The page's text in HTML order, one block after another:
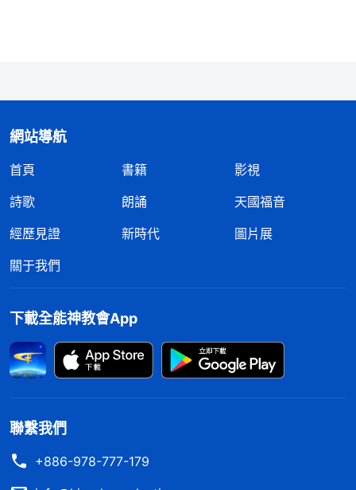
網站導航
首頁 書籍
影視
詩歌
朗誦
天國福音
經歷見證
新時代
圖片展
關于我們
下載全能神教會App
聯繫我們
+886-978-777-179